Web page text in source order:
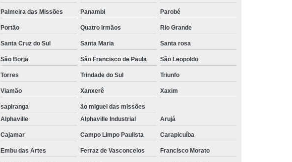
Palmeira das Missões Panambi Parobé
Portão Quatro Irmãos Rio Grande
Santa Cruz do Sul Santa Maria Santa rosa
São Borja São Francisco de Paula São Leopoldo
Torres Trindade do Sul Triunfo
Viamão Xanxerê Xaxim
sapiranga
ão miguel das missões
Alphaville Alphaville Industrial Arujá
Cajamar Campo Limpo Paulista Carapicuíba
Embu das Artes Ferraz de Vasconcelos Francisco Morato